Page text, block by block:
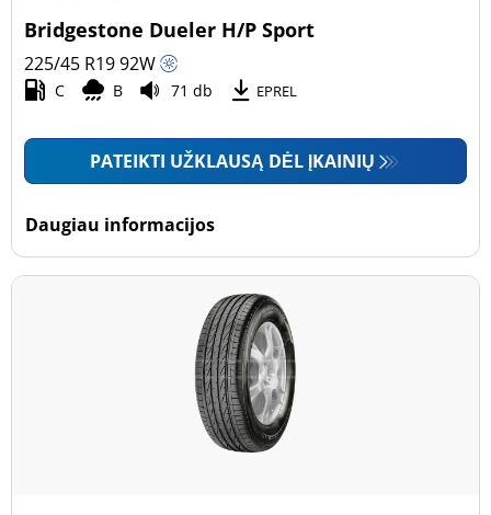
Bridgestone Dueler H/P Sport
225/45 R1992W
C B 71 db EPREL
PATEIKTI UŽKLAUSĄ DĖL ĮKAINIŲ
Daugiau informacijos